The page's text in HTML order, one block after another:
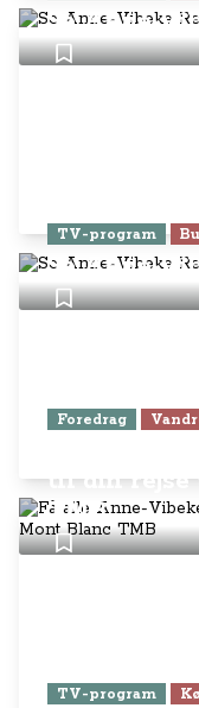
Se Anne-
TV-program
Se Anne-
Foredrag
til din rejse
TMB
TV-program